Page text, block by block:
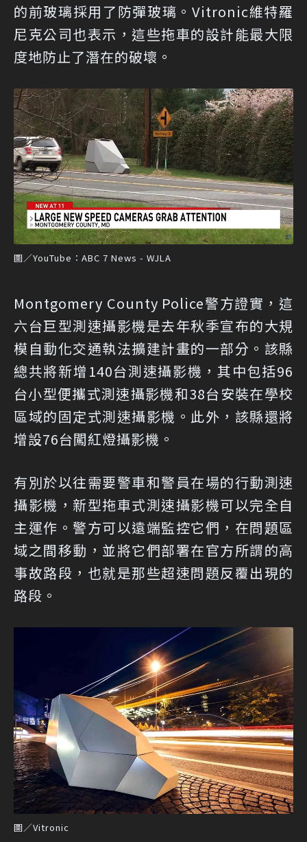
的前玻璃採用了防彈玻璃。Vitronic維特羅
尼克公司也表示，這些拖車的設計能最大限
度地防止了潛在的破壞。
圖／YouTube：ABC 7 News - WJLA
Montgomery County Police警方證實，這
六台巨型測速攝影機是去年秋季宣布的大規
模自動化交通執法擴建計畫的一部分。該縣
總共將新增140台測速攝影機，其中包括96
台小型便攜式測速攝影機和38台安裝在學校
區域的固定式測速攝影機。此外，該縣還將
增設76台闖紅燈攝影機。
有別於以往需要警車和警員在場的行動測速
攝影機，新型拖車式測速攝影機可以完全自
主運作。警方可以遠端監控它們，在問題區
域之間移動，並將它們部署在官方所謂的高
事故路段，也就是那些超速問題反覆出現的
路段。
圖／Vitronic